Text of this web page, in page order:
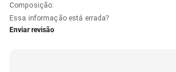
Composição:
Essa informação está errada?
Enviar revisão